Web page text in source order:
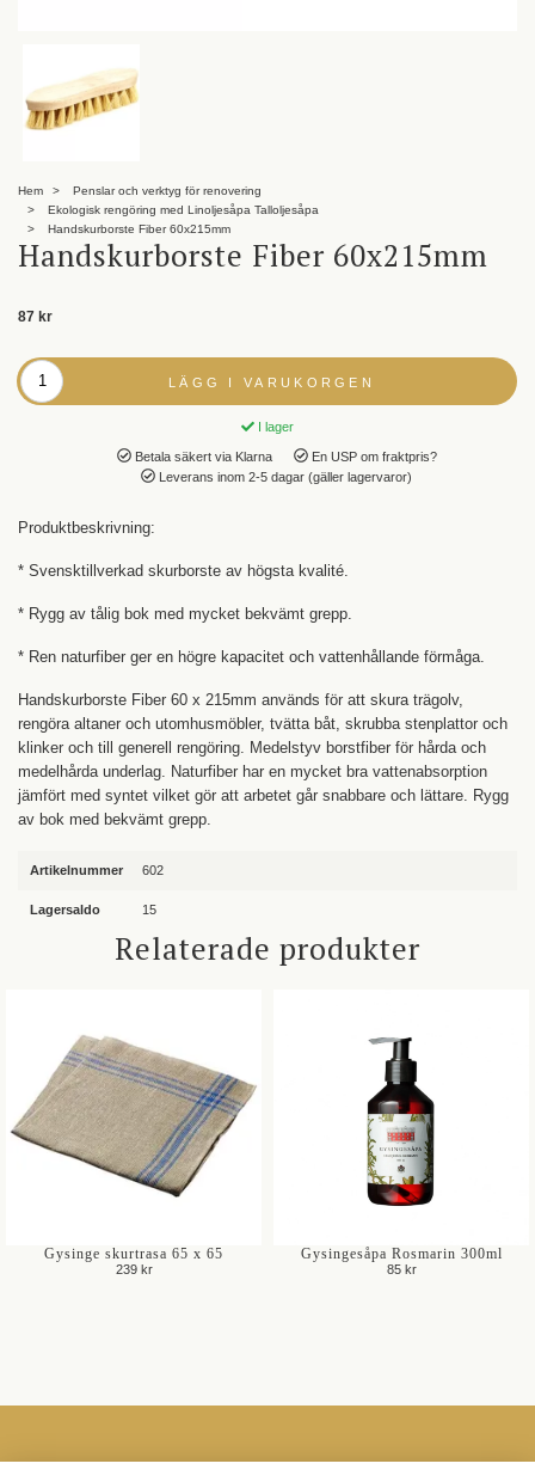
Hem
Penslar och verktyg för renovering
Ekologisk rengöring med Linoljesåpa Talloljesåpa
Handskurborste Fiber 60x215mm
Handskurborste Fiber 60x215mm
87 kr
LÄGG I VARUKORGEN
I lager
Betala säkert via Klarna
En USP om fraktpris?
Leverans inom 2-5 dagar (gäller lagervaror)
Produktbeskrivning:
* Svensktillverkad skurborste av högsta kvalité.
* Rygg av tålig bok med mycket bekvämt grepp.
* Ren naturfiber ger en högre kapacitet och vattenhållande förmåga.
Handskurborste Fiber 60 x 215mm används för att skura trägolv,
rengöra altaner och utomhusmöbler, tvätta båt, skrubba stenplattor och
klinker och till generell rengöring. Medelstyv borstfiber för hårda och
medelhårda underlag. Naturfiber har en mycket bra vattenabsorption
jämfört med syntet vilket gör att arbetet går snabbare och lättare. Rygg
av bok med bekvämt grepp.
Artikelnummer 602
Lagersaldo 15
Relaterade produkter
Gysinge skurtrasa 65 x 65
239 kr
Gysingesåpa Rosmarin 300ml
85 kr